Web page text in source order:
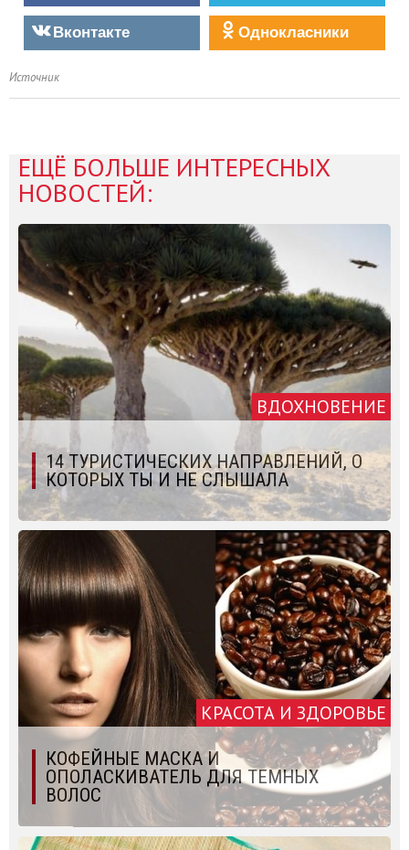
Вконтакте
Однокласники
Источник
ЕЩЁ БОЛЬШЕ ИНТЕРЕСНЫХ
НОВОСТЕЙ:
ВДОХНОВЕНИЕ
14 ТУРИСТИЧЕСКИХ НАПРАВЛЕНИЙ, О
КОТОРЫХ ТЫ И НЕ СЛЫШАЛА
КРАСОТА И ЗДОРОВЬЕ
КОФЕЙНЫЕ МАСКА И
ОПОЛАСКИВАТЕЛЬ ДЛЯ ТЕМНЫХ
ВОЛОС